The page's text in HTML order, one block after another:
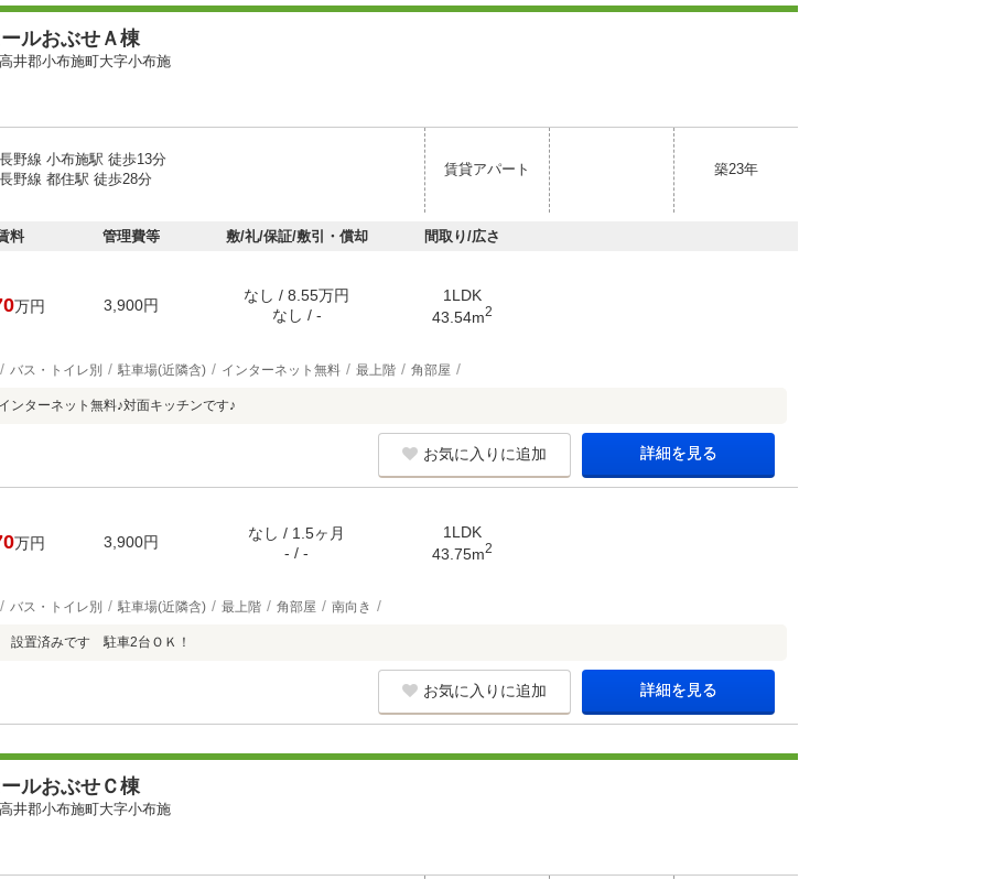
ルおぶせＡ棟
井郡小布施町大字小布施
野線 小布施駅 徒歩13分
野線 都住駅 徒歩28分
賃貸アパート 築23年
料 管理費等 敷/礼/保証/敷引・償却 間取り/広さ
万円 3,900円
なし / 8.55万円
なし / -
1LDK
43.54m2
バス・トイレ別 駐車場(近隣含) インターネット無料 最上階 角部屋
ンターネット無料♪対面キッチンです♪
お気に入りに追加 詳細を見る
万円 3,900円
なし / 1.5ヶ月
- / -
1LDK
43.75m2
バス・トイレ別 駐車場(近隣含) 最上階 角部屋 南向き
設置済みです 駐車2台ＯＫ！
お気に入りに追加 詳細を見る
ルおぶせＣ棟
井郡小布施町大字小布施